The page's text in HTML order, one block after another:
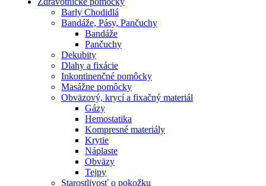
Barly Chodidlá
Bandáže, Pásy, Pančuchy
Bandáže
Pančuchy
Dekubity
Dlahy a fixácie
Inkontinenčné pomôcky
Masážne pomôcky
Obväzový, krycí a fixačný materiál
Gázy
Hemostatika
Kompresné materiály
Krytie
Náplaste
Obväzy
Tejpy
Starostlivosť o pokožku